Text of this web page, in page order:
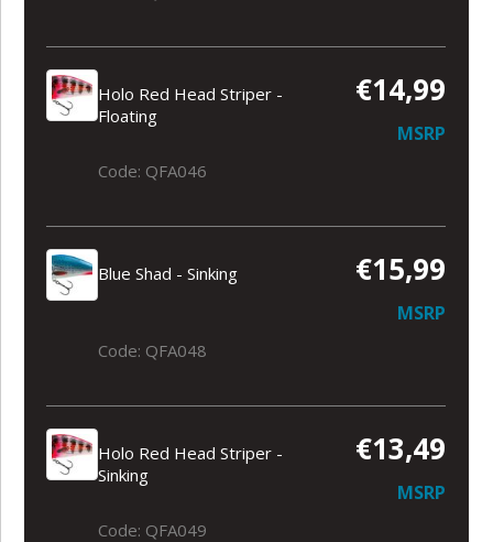
Holo Red Head Striper -
Floating
€14,99
MSRP
Code: QFA046
Blue Shad - Sinking €15,99
MSRP
Code: QFA048
Holo Red Head Striper -
Sinking
€13,49
MSRP
Code: QFA049